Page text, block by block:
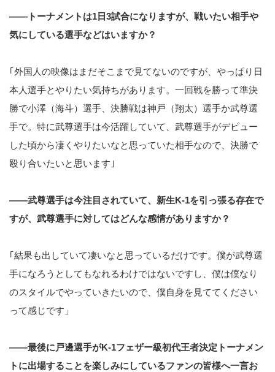
――トーナメントは1日3試合になりますが、戦いたい相手や
気にしている選手などはいますか？
｢外国人の映像はまだそこまで見てないのですが、やっぱり日
本人選手とやりたい気持ちがあります。一回戦を勝って準決
勝で小澤（海斗）選手、決勝戦は神戸（翔太）選手か武尊選
手で。特に武尊選手は今活躍していて、武尊選手がデビュー
した頃から凄くやりたいなと思っていた相手なので、決勝で
殴り合いたいと思います｣
――武尊選手は今注目されていて、新生K-1を引っ張る存在で
すが、武尊選手に対してはどんな感情がありますか？
｢結果も出していて凄いなと思っているだけです。僕が武尊選
手になろうとしてもなれるわけではないですし、僕は僕なり
のスタイルでやっていきたいので、僕自身を見ててください
って感じです」
――最後に戸邊選手がK-1フェザー級初代王者決定トーナメン
トに出場することを楽しみにしているファンの皆様へ一言お